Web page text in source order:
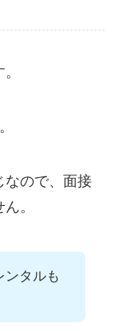
なので、面接
。
ンタルも